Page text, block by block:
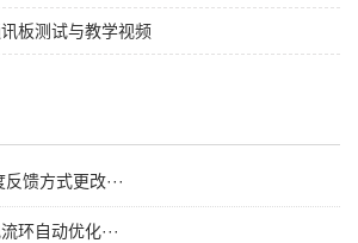
板测试与教学视频
馈方式更改···
环自动优化···